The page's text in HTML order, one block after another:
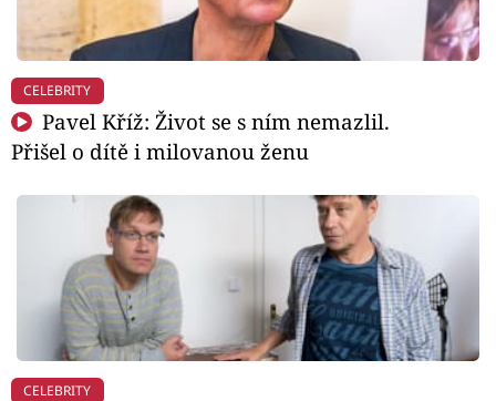
CELEBRITY
Pavel Kříž: Život se s ním nemazlil.
Přišel o dítě i milovanou ženu
CELEBRITY